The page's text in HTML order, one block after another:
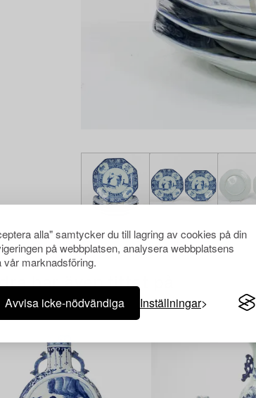
alla" samtycker du till lagring av cookies på din
på webbplatsen, analysera webbplatsens
marknadsföring.
Avvisa icke-nödvändiga Inställningar
har även tittat på